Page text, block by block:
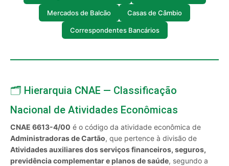
Mercados de Balcão Casas de Câmbio
Correspondentes Bancários
🗂️ Hierarquia CNAE — Classificação
Nacional de Atividades Econômicas
CNAE 6613-4/00 é o código da atividade econômica de
Administradoras de Cartão, que pertence à divisão de
Atividades auxiliares dos serviços financeiros, seguros,
previdência complementar e planos de saúde, segundo a